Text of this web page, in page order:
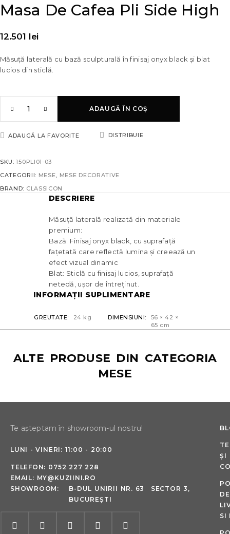
Masa De Cafea Pli Side High
12.501 lei
Măsuță laterală cu bază sculpturală în finisaj onyx black și blat
lucios din sticlă.
ADAUGĂ ÎN COȘ
ADAUGĂ LA FAVORITE DISTRIBUIE
SKU:150PLI01-03
CATEGORII: MESE, MESE DECORATIVE
BRAND: CLASSICON
DESCRIERE
Măsuță laterală realizată din materiale
premium:
Bază: Finisaj onyx black, cu suprafață
fațetată care reflectă lumina și creează un
efect vizual dinamic
Blat: Sticlă cu finisaj lucios, suprafață
netedă, ușor de întreținut.
INFORMAȚII SUPLIMENTARE
GREUTATE 24 kg DIMENSIUNI
56 × 42 ×
65 cm
ALTE PRODUSE DIN CATEGORIA
MESE
Te așteptam în showroom-ul nostru!
LUNI - VINERI: 11:00 - 20:00
TELEFON: 0752 227 228
EMAIL: MY@KUZIINI.RO
SHOWROOM:
B-DUL UNIRII NR. 63 SECTOR 3,
BUCUREȘTI
ȘI
DE
SI